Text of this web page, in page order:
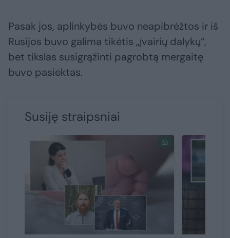
Pasak jos, aplinkybės buvo neapibrėžtos ir iš
Rusijos buvo galima tikėtis „įvairių dalykų“,
bet tikslas susigrąžinti pagrobtą mergaitę
buvo pasiektas.
Susiję straipsniai